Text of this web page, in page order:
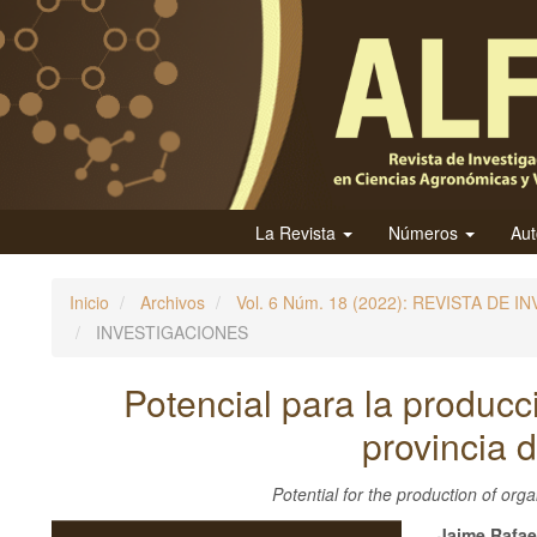
N
v
g
ó
a
La Revista Números
Inicio Archivos
Vol. 6 Núm. 18 (2022): REVISTA DE
INVESTIGACIONES
Potencial para la
provincia
Potential for the production of